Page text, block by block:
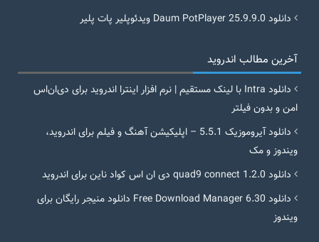
دانلود Daum PotPlayer 25.9.9.0 ویدئوپلیر پات پلیر
آخرین مطالب اندروید
دانلود Intra با لینک مستقیم | نرم افزار اینترا اندروید برای دی‌ان‌اس
امن و بدون فیلتر
دانلود آیروموزیک 5.5.1 – اپلیکیشن آهنگ و فیلم برای اندروید،
ویندوز و مک
دانلود quad9 connect 1.2.0 دی ان اس کواد ناین برای اندروید
دانلود Free Download Manager 6.30 دانلود منیجر رایگان برای
ویندوز